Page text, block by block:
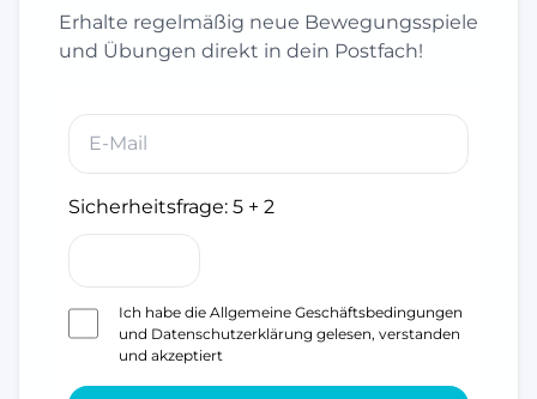
Erhalte regelmäßig neue Bewegungsspiele
und Übungen direkt in dein Postfach!
Sicherheitsfrage: 5 + 2
Ich habe die Allgemeine Geschäftsbedingungen
und Datenschutzerklärung gelesen, verstanden
und akzeptiert